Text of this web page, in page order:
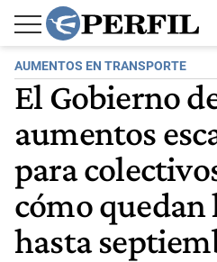
AUMENTOS EN TRANSPORTE
El Gobierno
aumentos
para
cómo quedan
hasta